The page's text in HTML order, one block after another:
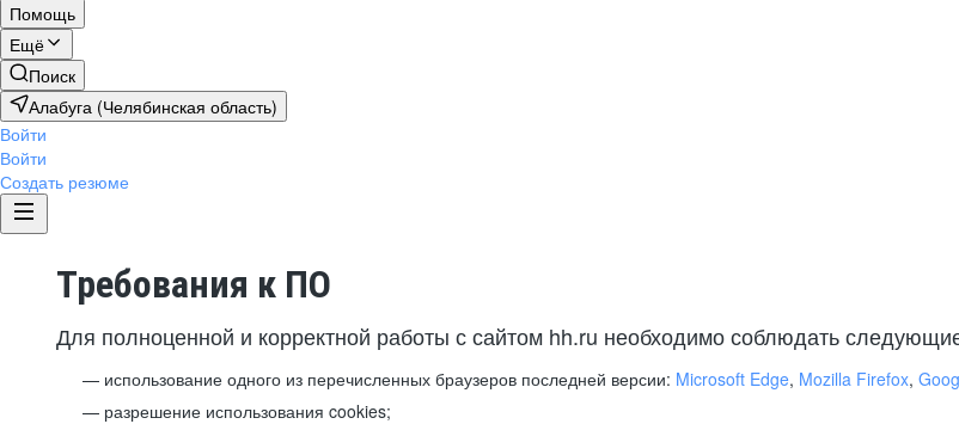
Помощь
Ещё
Поиск
Алабуга (Челябинская область)
Войти
Войти
Создать резюме
Требования к ПО
Для полноценной и корректной работы с сайтом hh.ru необходимо соблюдать
использование одного из перечисленных браузеров последней версии: Microsoft Edge, Mozilla Firefox,
разрешение использования cookies;